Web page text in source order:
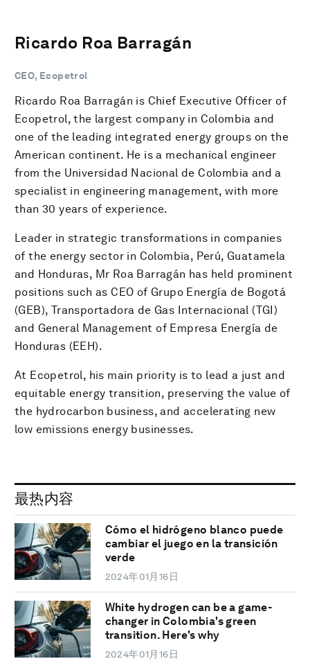
Ricardo Roa Barragán
CEO, Ecopetrol
Ricardo Roa Barragán is Chief Executive Officer of
Ecopetrol, the largest company in Colombia and
one of the leading integrated energy groups on the
American continent. He is a mechanical engineer
from the Universidad Nacional de Colombia and a
specialist in engineering management, with more
than 30 years of experience.
Leader in strategic transformations in companies
of the energy sector in Colombia, Perú, Guatamela
and Honduras, Mr Roa Barragán has held prominent
positions such as CEO of Grupo Energía de Bogotá
(GEB), Transportadora de Gas Internacional (TGI)
and General Management of Empresa Energía de
Honduras (EEH).
At Ecopetrol, his main priority is to lead a just and
equitable energy transition, preserving the value of
the hydrocarbon business, and accelerating new
low emissions energy businesses.
最热内容
Cómo el hidrógeno blanco puede
cambiar el juego en la transición
verde
2024年01月16日
White hydrogen can be a game-
changer in Colombia's green
transition. Here's why
2024年01月16日